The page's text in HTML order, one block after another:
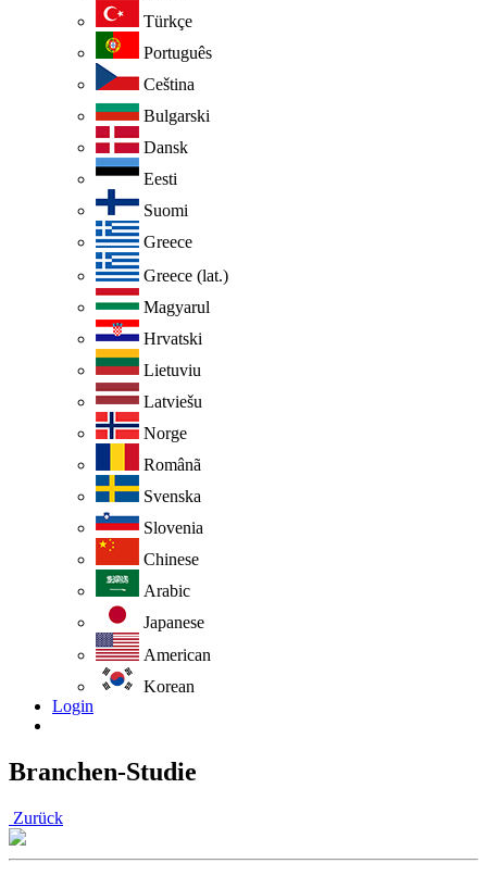
Türkçe
Português
Ceština
Bulgarski
Dansk
Eesti
Suomi
Greece
Greece (lat.)
Magyarul
Hrvatski
Lietuviu
Latviešu
Norge
Românã
Svenska
Slovenia
Chinese
Arabic
Japanese
American
Korean
Login
Branchen-Studie
Zurück